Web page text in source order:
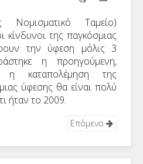
Ταμείο)
κίνδυνοι της παγκόσμιας
την ύφεση μόλις 3
η προηγούμενη,
η καταπολέμηση της
ύφεσης θα είναι πολύ
ήταν το 2009.
Επόμενο